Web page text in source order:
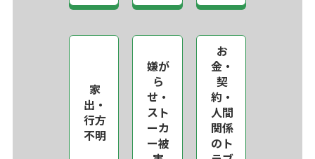
家
出・
行方
不明
嫌が
ら
せ・
スト
ーカ
ー被
お
金・
契
約・
人間
関係
のト